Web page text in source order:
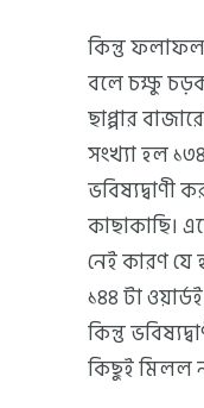
কিন্তু
বলে চক্ষু
ছাপ্পার
সংখ্যা হল
ভবিষ্যদ্বাণী
কাছাকাছি।
নেই কারণ যে
১৪৪ টা
কিন্তু
কিছুই মিলল